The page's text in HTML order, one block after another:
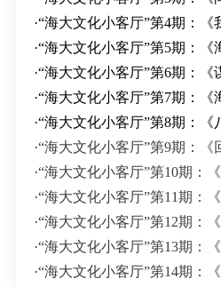
·“海大文化小客厅”第4期：《
·“海大文化小客厅”第5期：《
·“海大文化小客厅”第6期：《
·“海大文化小客厅”第7期：《
·“海大文化小客厅”第8期：《
·“海大文化小客厅”第9期：《
·“海大文化小客厅”第10期：
·“海大文化小客厅”第11期：《
·“海大文化小客厅”第12期：《
·“海大文化小客厅”第13期：
·“海大文化小客厅”第14期：